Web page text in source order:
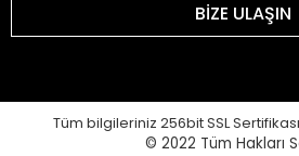
BİZE ULAŞIN
Tüm bilgileriniz 256bit SSL
© 2022 Tüm Hakları